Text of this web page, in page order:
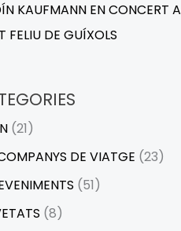
KAUFMANN EN CONCERT A
FELIU DE GUÍXOLS
(21)
DE VIATGE (23)
(51)
(8)